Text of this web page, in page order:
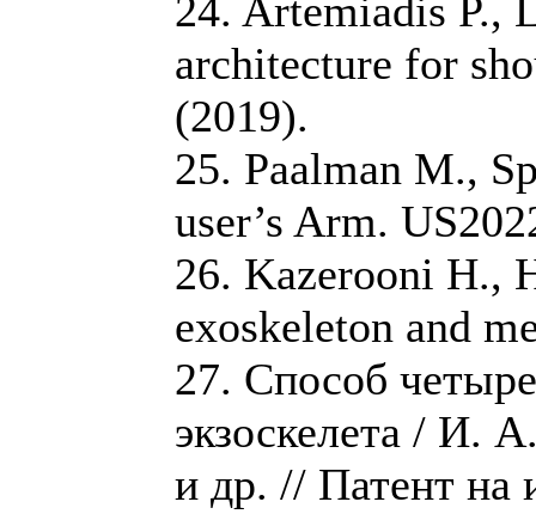
24. Artemiadis P.,
architecture for
(2019).
25. Paalman M.,
user’s Arm.
26. Kazerooni H.,
exoskeleton and
27. Способ
экзоскелета / И.
и др. // Патент на